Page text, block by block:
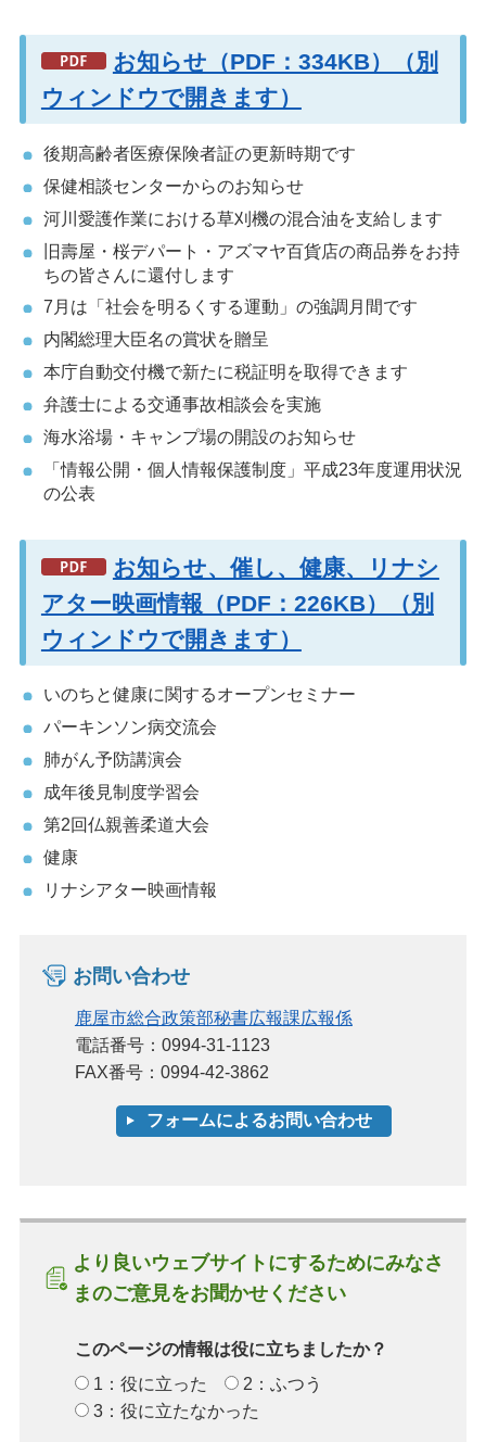
お知らせ（PDF：334KB）（別
ウィンドウで開きます）
後期高齢者医療保険者証の更新時期です
保健相談センターからのお知らせ
河川愛護作業における草刈機の混合油を支給します
旧壽屋・桜デパート・アズマヤ百貨店の商品券をお持
ちの皆さんに還付します
7月は「社会を明るくする運動」の強調月間です
内閣総理大臣名の賞状を贈呈
本庁自動交付機で新たに税証明を取得できます
弁護士による交通事故相談会を実施
海水浴場・キャンプ場の開設のお知らせ
「情報公開・個人情報保護制度」平成23年度運用状況
の公表
お知らせ、催し、健康、リナシ
アター映画情報（PDF：226KB）（別
ウィンドウで開きます）
いのちと健康に関するオープンセミナー
パーキンソン病交流会
肺がん予防講演会
成年後見制度学習会
第2回仏親善柔道大会
健康
リナシアター映画情報
お問い合わせ
鹿屋市総合政策部秘書広報課広報係
電話番号：0994-31-1123
FAX番号：0994-42-3862
より良いウェブサイトにするためにみなさ
まのご意見をお聞かせください
このページの情報は役に立ちましたか？
1：役に立った
2：ふつう
3：役に立たなかった